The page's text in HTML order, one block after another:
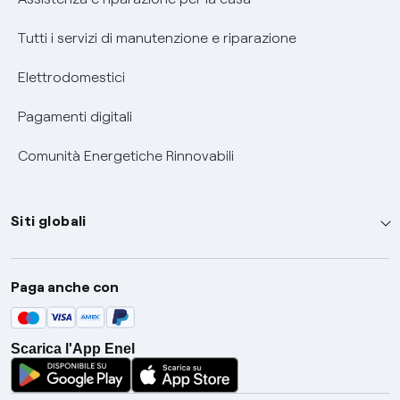
Tutti i servizi di manutenzione e riparazione
Elettrodomestici
Pagamenti digitali
Comunità Energetiche Rinnovabili
Siti globali
Enel Group
Enel Green Power
Global Trading
Global Procurement
Gridspertise
Paga anche con
Scarica l'App Enel